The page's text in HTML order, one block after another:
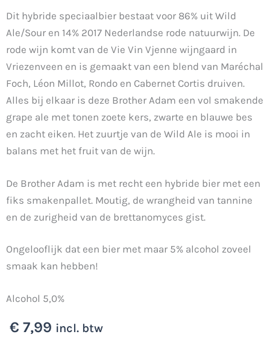
Dit hybride speciaalbier bestaat voor 86% uit Wild
Ale/Sour en 14% 2017 Nederlandse rode natuurwijn. De
rode wijn komt van de Vie Vin Vjenne wijngaard in
Vriezenveen en is gemaakt van een blend van Maréchal
Foch, Léon Millot, Rondo en Cabernet Cortis druiven.
Alles bij elkaar is deze Brother Adam een vol smakende
grape ale met tonen zoete kers, zwarte en blauwe bes
en zacht eiken. Het zuurtje van de Wild Ale is mooi in
balans met het fruit van de wijn.
De Brother Adam is met recht een hybride bier met een
fiks smakenpallet. Moutig, de wrangheid van tannine
en de zurigheid van de brettanomyces gist.
Ongelooflijk dat een bier met maar 5% alcohol zoveel
smaak kan hebben!
Alcohol 5,0%
€ 7,99 incl. btw